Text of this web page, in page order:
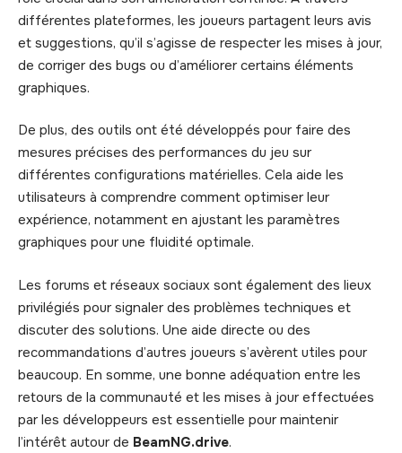
différentes plateformes, les joueurs partagent leurs avis
et suggestions, qu’il s’agisse de respecter les mises à jour,
de corriger des bugs ou d’améliorer certains éléments
graphiques.
De plus, des outils ont été développés pour faire des
mesures précises des performances du jeu sur
différentes configurations matérielles. Cela aide les
utilisateurs à comprendre comment optimiser leur
expérience, notamment en ajustant les paramètres
graphiques pour une fluidité optimale.
Les forums et réseaux sociaux sont également des lieux
privilégiés pour signaler des problèmes techniques et
discuter des solutions. Une aide directe ou des
recommandations d’autres joueurs s’avèrent utiles pour
beaucoup. En somme, une bonne adéquation entre les
retours de la communauté et les mises à jour effectuées
par les développeurs est essentielle pour maintenir
l’intérêt autour de BeamNG.drive.